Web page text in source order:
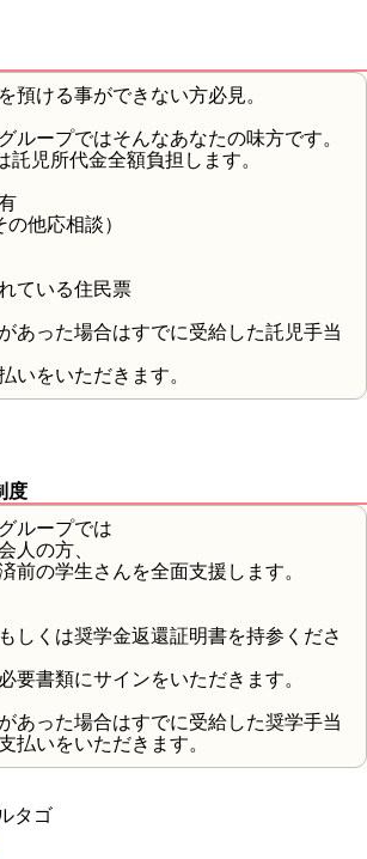
預ける事ができない方必見。
ループではそんなあなたの味方です。
託児所代金全額負担します。
他応相談）
ている住民票
あった場合はすでに受給した託児手当
いをいただきます。
度
ループでは
人の方、
前の学生さんを全面支援します。
しくは奨学金返還証明書を持参くださ
要書類にサインをいただきます。
あった場合はすでに受給した奨学手当
払いをいただきます。
タゴ